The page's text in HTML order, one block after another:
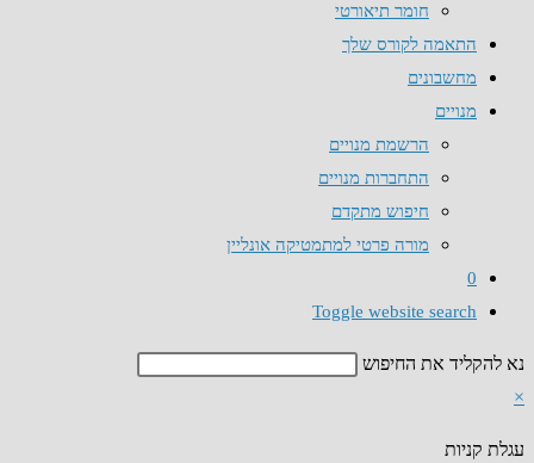
חומר תיאורטי
התאמה לקורס שלך
מחשבונים
מנויים
הרשמת מנויים
התחברות מנויים
חיפוש מתקדם
מורה פרטי למתמטיקה אונליין
0
Toggle website search
נא להקליד את החיפוש
×
עגלת קניות